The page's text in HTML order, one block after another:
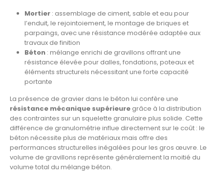
Mortier: assemblage de ciment, sable et eau pour
l’enduit, le rejointoiement, le montage de briques et
parpaings, avec une résistance modérée adaptée aux
travaux de finition
Béton: mélange enrichi de gravillons offrant une
résistance élevée pour dalles, fondations, poteaux et
éléments structurels nécessitant une forte capacité
portante
La présence de gravier dans le béton lui confère une
résistance mécanique supérieure grâce à la distribution
des contraintes sur un squelette granulaire plus solide. Cette
différence de granulométrie influe directement sur le coût : le
béton nécessite plus de matériaux mais offre des
performances structurelles inégalées pour les gros œuvre. Le
volume de gravillons représente généralement la moitié du
volume total du mélange béton.